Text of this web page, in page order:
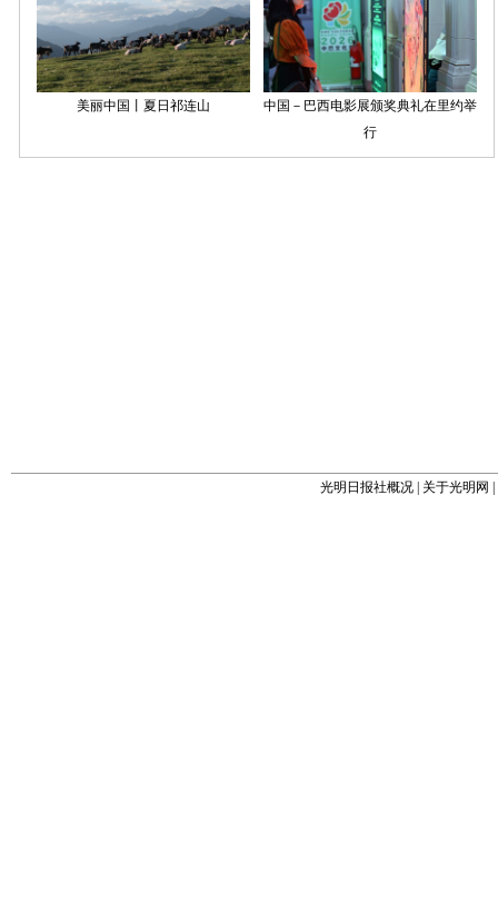
光明日报社概况 关于光明网